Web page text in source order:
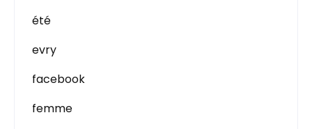
été
evry
facebook
femme